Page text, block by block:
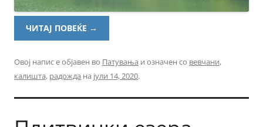
ЧИТАЈ ПОВЕЌЕ →
Овој напис е објавен во Патувања и означен со вевчани,
калишта, радожда на јули 14, 2020.